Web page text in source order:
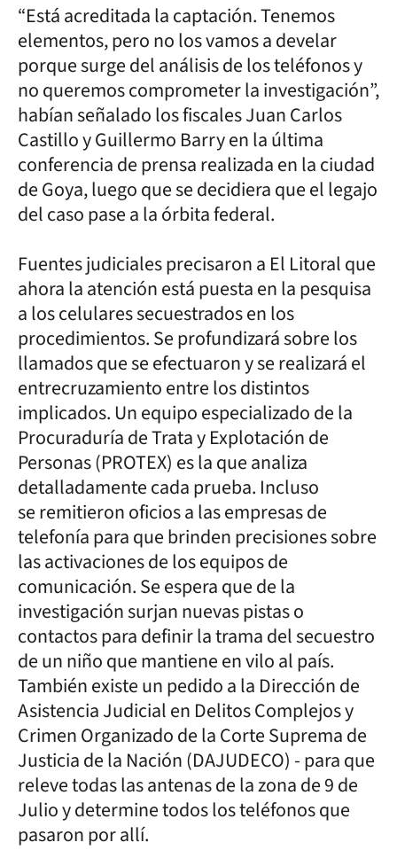
“Está acreditada la captación. Tenemos
elementos, pero no los vamos a develar
porque surge del análisis de los teléfonos y
no queremos comprometer la investigación”,
habían señalado los fiscales Juan Carlos
Castillo y Guillermo Barry en la última
conferencia de prensa realizada en la ciudad
de Goya, luego que se decidiera que el legajo
del caso pase a la órbita federal.
Fuentes judiciales precisaron a El Litoral que
ahora la atención está puesta en la pesquisa
a los celulares secuestrados en los
procedimientos. Se profundizará sobre los
llamados que se efectuaron y se realizará el
entrecruzamiento entre los distintos
implicados. Un equipo especializado de la
Procuraduría de Trata y Explotación de
Personas (PROTEX) es la que analiza
detalladamente cada prueba. Incluso
se remitieron oficios a las empresas de
telefonía para que brinden precisiones sobre
las activaciones de los equipos de
comunicación. Se espera que de la
investigación surjan nuevas pistas o
contactos para definir la trama del secuestro
de un niño que mantiene en vilo al país.
También existe un pedido a la Dirección de
Asistencia Judicial en Delitos Complejos y
Crimen Organizado de la Corte Suprema de
Justicia de la Nación (DAJUDECO) - para que
releve todas las antenas de la zona de 9 de
Julio y determine todos los teléfonos que
pasaron por allí.